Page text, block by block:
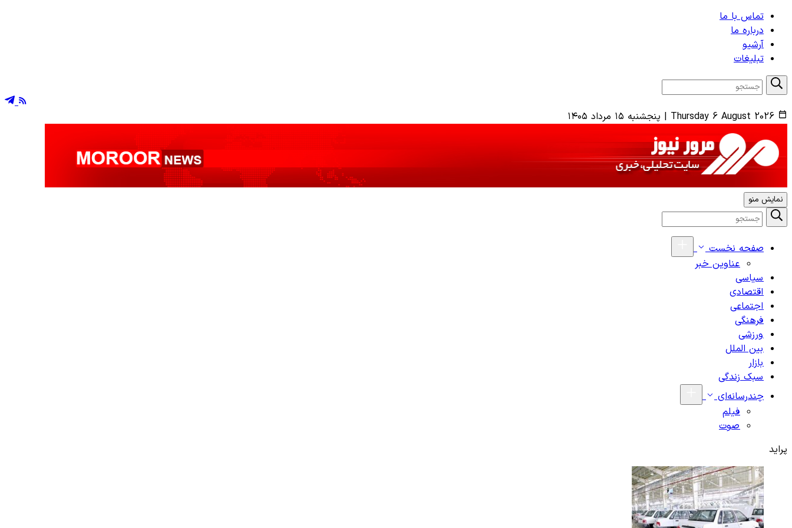
تماس با ما
درباره ما
آرشیو
تبلیغات
Thursday 6 August 2026
| پنجشنبه ۱۵ مرداد ۱۴۰۵
نمایش منو
صفحه نخست
عناوین خبر
سیاسی
اقتصادی
اجتماعی
فرهنگی
ورزشی
بین الملل
بازار
سبک زندگی
چندرسانه‌ای
فیلم
صوت
پراید